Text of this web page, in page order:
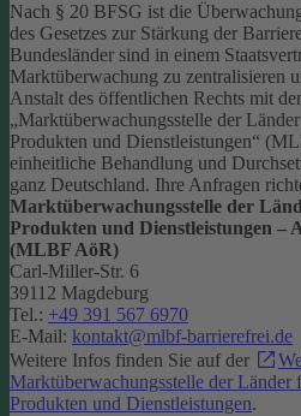
Nach § 20 BFSG ist die
des Gesetzes zur Stärkung der
Bundesländer sind in einem
Marktüberwachung zu zentralisieren
Anstalt des öffentlichen Rechts mit
„Marktüberwachungsstelle der
Produkten und Dienstleistungen“
einheitliche Behandlung und
ganz Deutschland. Ihre Anfragen
Marktüberwachungsstelle der
Produkten und Dienstleistungen –
(MLBF AöR)
Carl-Miller-Str. 6
39112 Magdeburg
Tel.: +49 391 567 6970
E-Mail: kontakt@mlbf-barrierefrei.de
Weitere Infos finden Sie auf der
Marktüberwachungsstelle der
Produkten und Dienstleistungen.